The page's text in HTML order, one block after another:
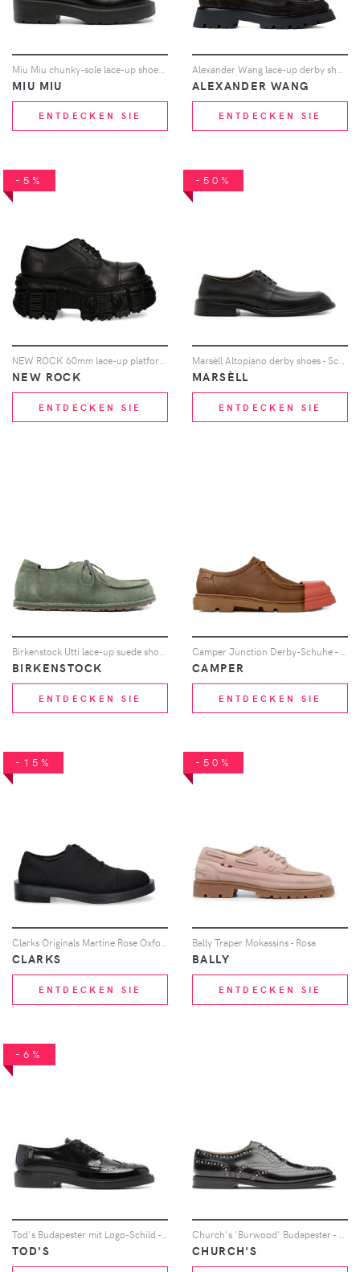
MIU MIU
ENTDECKEN SIE
ALEXANDER WANG
ENTDECKEN SIE
-5%
NEW ROCK
ENTDECKEN SIE
-50%
MARSÈLL
ENTDECKEN SIE
BIRKENSTOCK
ENTDECKEN SIE
CAMPER
ENTDECKEN SIE
-15%
Clarks Originals Martine Rose Oxford shoes - Schwarz
CLARKS
ENTDECKEN SIE
-50%
Bally Traper Mokassins - Rosa
BALLY
ENTDECKEN SIE
-6%
TOD'S CHURCH'S